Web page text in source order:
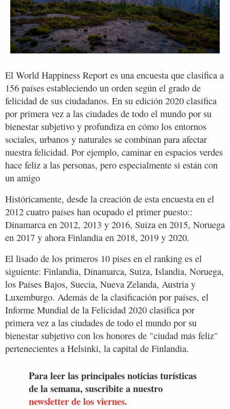
El World Happiness Report es una encuesta que clasifica a
156 países estableciendo un orden según el grado de
felicidad de sus ciudadanos. En su edición 2020 clasifica
por primera vez a las ciudades de todo el mundo por su
bienestar subjetivo y profundiza en cómo los entornos
sociales, urbanos y naturales se combinan para afectar
nuestra felicidad. Por ejemplo, caminar en espacios verdes
hace feliz a las personas, pero especialmente si están con
un amigo
Históricamente, desde la creación de esta encuesta en el
2012 cuatro países han ocupado el primer puesto::
Dinamarca en 2012, 2013 y 2016, Suiza en 2015, Noruega
en 2017 y ahora Finlandia en 2018, 2019 y 2020.
El lisado de los primeros 10 pises en el ranking es el
siguiente: Finlandia, Dinamarca, Suiza, Islandia, Noruega,
los Países Bajos, Suecia, Nueva Zelanda, Austria y
Luxemburgo. Además de la clasificación por países, el
Informe Mundial de la Felicidad 2020 clasifica por
primera vez a las ciudades de todo el mundo por su
bienestar subjetivo con los honores de "ciudad más feliz"
pertenecientes a Helsinki, la capital de Finlandia.
Para leer las principales noticias turísticas
de la semana, suscribite a nuestro
newsletter de los viernes.